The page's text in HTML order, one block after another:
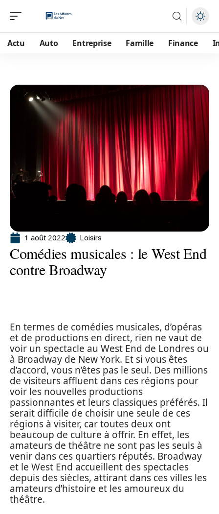
Actu Auto Entreprise Famille Finance
1 août 2022 Loisirs
Comédies musicales : le West End
contre Broadway
En termes de comédies musicales, d’opéras
et de productions en direct, rien ne vaut de
voir un spectacle au West End de Londres ou
à Broadway de New York. Et si vous êtes
d’accord, vous n’êtes pas le seul. Des millions
de visiteurs affluent dans ces régions pour
voir les nouvelles productions
passionnantes et leurs classiques préférés. Il
serait difficile de choisir une seule de ces
régions à visiter, car toutes deux ont
beaucoup de culture à offrir. En effet, les
amateurs de théâtre ne sont pas les seuls à
venir dans ces quartiers réputés. Broadway
et le West End accueillent des spectacles
depuis des siècles, attirant dans ces villes les
amateurs d’histoire et les amoureux du
théâtre.